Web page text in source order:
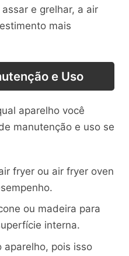
e grelhar, a air
mais
e Uso
aparelho você
manutenção e uso se
fryer ou air fryer oven
ou madeira para
interna.
aparelho, pois isso